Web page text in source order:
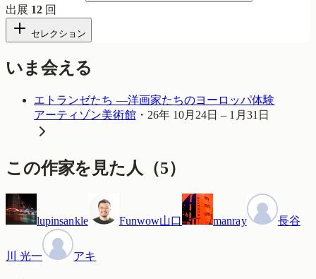
出展 12 回
セレクション
いま会える
エトランゼたち —洋画家たちのヨーロッパ体験
アーティゾン美術館・ 26年 10月24日 – 1月31日
この作家を見た人 （5）
lupinsankle Funwow山口 manray 長谷
川 光一 アキ